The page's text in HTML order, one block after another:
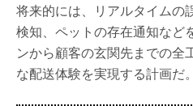
将来的には、リアルタイムの
検知、ペットの存在通知など
ンから顧客の玄関先までの全
な配送体験を実現する計画だ。